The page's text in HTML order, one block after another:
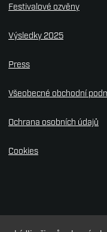
Festivalové ozvěny
Výsledky 2025
Press
Všeobecné obchodní
Ochrana osobních údajů
Cookies